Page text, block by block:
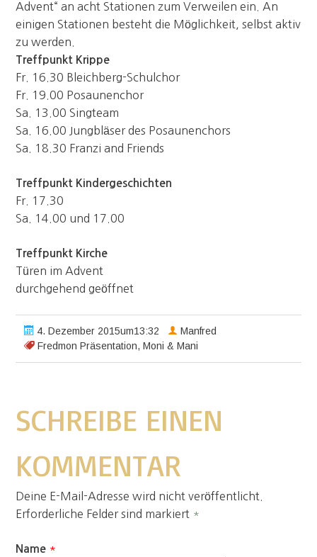
Advent“ an acht Stationen zum Verweilen ein. An
einigen Stationen besteht die Möglichkeit, selbst aktiv
zu werden.
Treffpunkt Krippe
Fr. 16.30 Bleichberg-Schulchor
Fr. 19.00 Posaunenchor
Sa. 13.00 Singteam
Sa. 16.00 Jungbläser des Posaunenchors
Sa. 18.30 Franzi and Friends
Treffpunkt Kindergeschichten
Fr. 17.30
Sa. 14.00 und 17.00
Treffpunkt Kirche
Türen im Advent
durchgehend geöffnet
4. Dezember 2015um13:32
Fredmon Präsentation,Moni & Mani
Manfred
SCHREIBE EINEN
KOMMENTAR
Deine E-Mail-Adresse wird nicht veröffentlicht.
Erforderliche Felder sind markiert *
Name *